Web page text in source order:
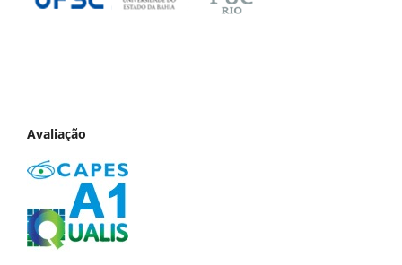
Avaliação